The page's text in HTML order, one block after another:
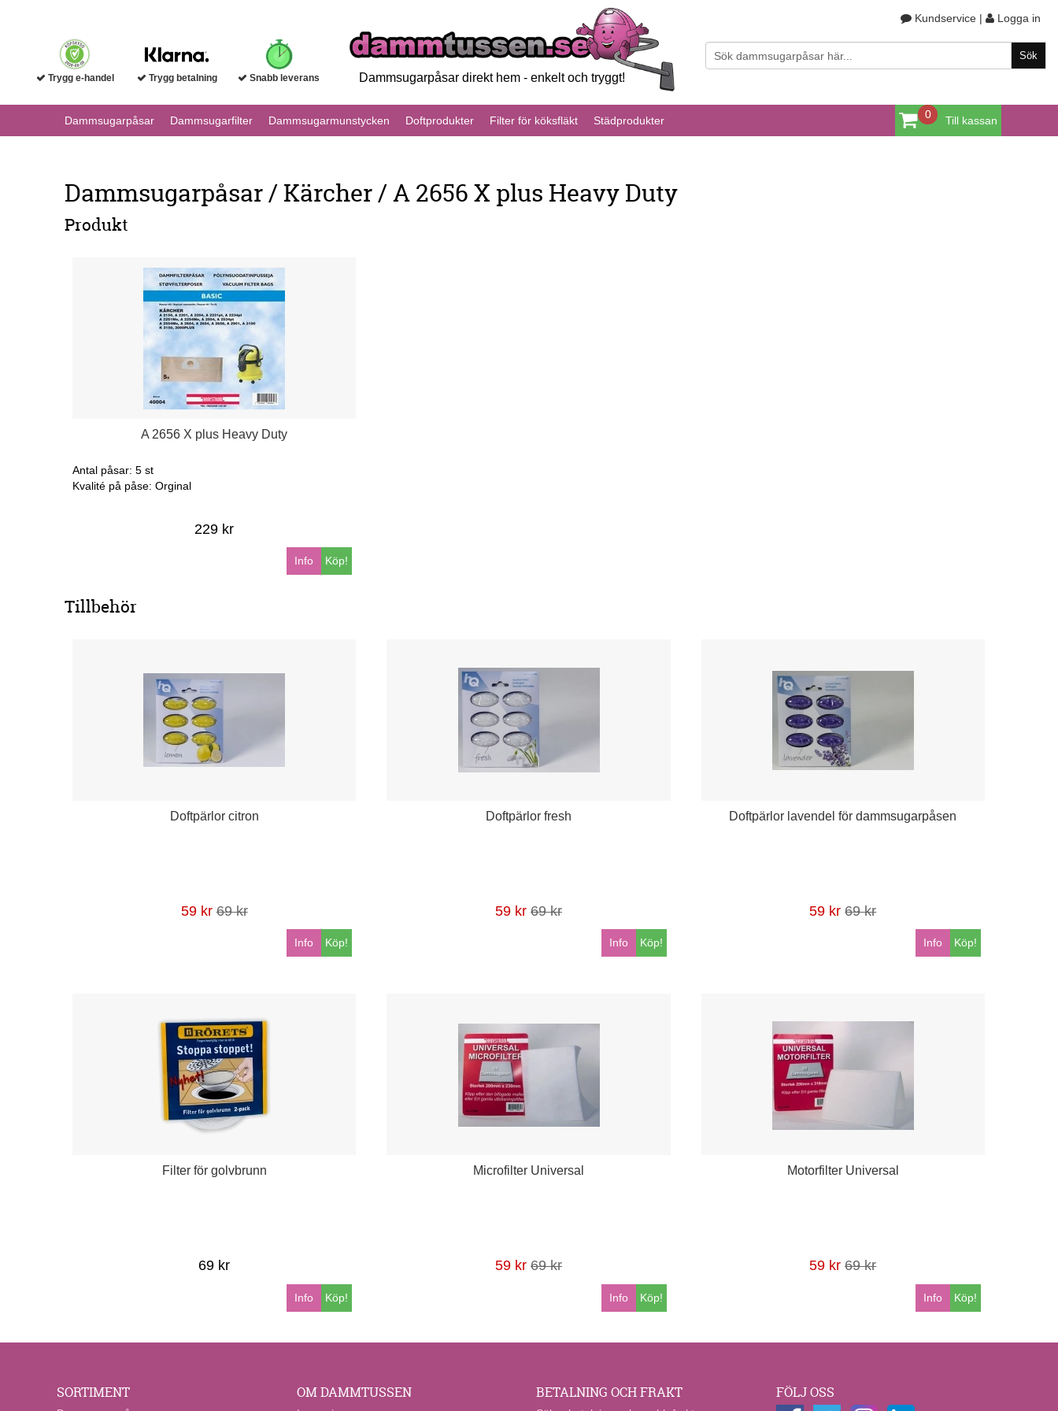
Dammsugarpåsar direkt hem - enkelt och tryggt!
Trygg e-handel Trygg betalning Snabb leverans
Kundservice | Logga in
0 Till kassan
Dammsugarpåsar Dammsugarfilter Dammsugarmunstycken Doftprodukter Filter för köksfläkt Städprodukter
Dammsugarpåsar / Kärcher / A 2656 X plus Heavy Duty
Produkt
A 2656 X plus Heavy Duty
Antal påsar: 5 st
Kvalité på påse: Orginal
229 kr
Köp!
Info
Tillbehör
Doftpärlor citron
59 kr 69 kr
Köp!
Info
Doftpärlor fresh
59 kr 69 kr
Köp!
Info
Doftpärlor lavendel för dammsugarpåsen
59 kr 69 kr
Köp!
Info
Filter för golvbrunn
69 kr
Köp!
Info
Microfilter Universal
59 kr 69 kr
Köp!
Info
Motorfilter Universal
59 kr 69 kr
Köp!
Info
SORTIMENT OM DAMMTUSSEN BETALNING OCH FRAKT FÖLJ OSS